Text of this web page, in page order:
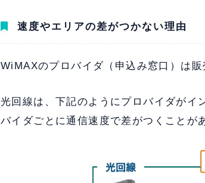
速度やエリアの差がつかない理由
WiMAXのプロバイダ（申込み窓口）は
光回線は、下記のようにプロバイダがイ
バイダごとに通信速度で差がつくことが